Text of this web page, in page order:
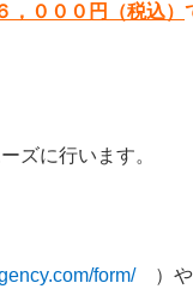
０００円（税込）
ズに行います。
form/）や